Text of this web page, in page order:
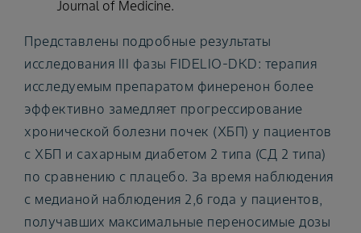
Journal of Medicine.
Представлены подробные результаты
исследования III фазы FIDELIO-DKD: терапия
исследуемым препаратом финеренон более
эффективно замедляет прогрессирование
хронической болезни почек (ХБП) у пациентов
с ХБП и сахарным диабетом 2 типа (СД 2 типа)
по сравнению с плацебо. За время наблюдения
с медианой наблюдения 2,6 года у пациентов,
получавших максимальные переносимые дозы